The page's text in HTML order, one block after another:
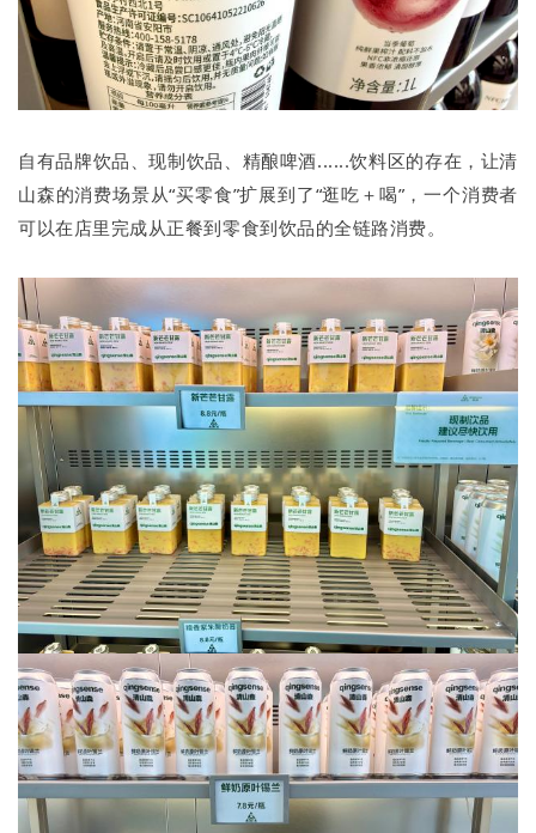
自有品牌饮品、现制饮品、精酿啤酒......饮料区的存在，让清
山森的消费场景从“买零食”扩展到了“逛吃＋喝”，一个消费者
可以在店里完成从正餐到零食到饮品的全链路消费。